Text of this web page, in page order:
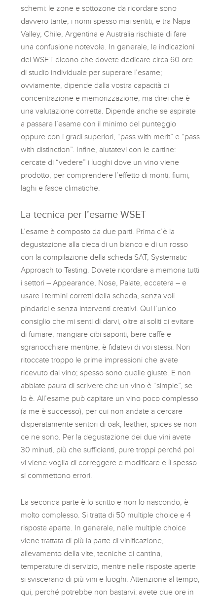
schemi: le zone e sottozone da ricordare sono
davvero tante, i nomi spesso mai sentiti, e tra Napa
Valley, Chile, Argentina e Australia rischiate di fare
una confusione notevole. In generale, le indicazioni
del WSET dicono che dovete dedicare circa 60 ore
di studio individuale per superare l’esame;
ovviamente, dipende dalla vostra capacità di
concentrazione e memorizzazione, ma direi che è
una valutazione corretta. Dipende anche se aspirate
a passare l’esame con il minimo del punteggio
oppure con i gradi superiori, “pass with merit” e “pass
with distinction”. Infine, aiutatevi con le cartine:
cercate di “vedere” i luoghi dove un vino viene
prodotto, per comprendere l’effetto di monti, fiumi,
laghi e fasce climatiche.
La tecnica per l’esame WSET
L’esame è composto da due parti. Prima c’è la
degustazione alla cieca di un bianco e di un rosso
con la compilazione della scheda SAT, Systematic
Approach to Tasting. Dovete ricordare a memoria tutti
i settori – Appearance, Nose, Palate, eccetera – e
usare i termini corretti della scheda, senza voli
pindarici e senza interventi creativi. Qui l’unico
consiglio che mi senti di darvi, oltre ai soliti di evitare
di fumare, mangiare cibi saporiti, bere caffè e
sgranocchiare mentine, è fidatevi di voi stessi. Non
ritoccate troppo le prime impressioni che avete
ricevuto dal vino; spesso sono quelle giuste. E non
abbiate paura di scrivere che un vino è “simple”, se
lo è. All’esame può capitare un vino poco complesso
(a me è successo), per cui non andate a cercare
disperatamente sentori di oak, leather, spices se non
ce ne sono. Per la degustazione dei due vini avete
30 minuti, più che sufficienti, pure troppi perché poi
vi viene voglia di correggere e modificare e lì spesso
si commettono errori.
La seconda parte è lo scritto e non lo nascondo, è
molto complesso. Si tratta di 50 multiple choice e 4
risposte aperte. In generale, nelle multiple choice
viene trattata di più la parte di vinificazione,
allevamento della vite, tecniche di cantina,
temperature di servizio, mentre nelle risposte aperte
si sviscerano di più vini e luoghi. Attenzione al tempo,
qui, perché potrebbe non bastarvi: avete due ore in